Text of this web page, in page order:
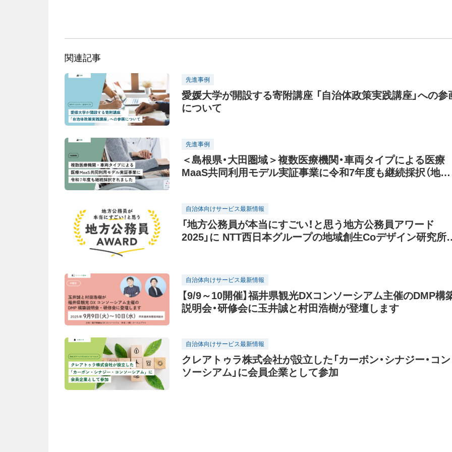
関連記事
先進事例
愛媛大学が開設する寄附講座 「自治体政策実践講座」への参
について
先進事例
＜島根県・大田圏域＞複数医療機関・車両タイプによる医療
MaaS共同利用モデル実証事業に令和7年度も継続採択（地域
自治体向けサービス最新情報
「地方公務員が本当にすごい！と思う地方公務員アワード
2025」に NTT西日本グループの地域創生Coデザイン研究所
自治体向けサービス最新情報
【9/9～10開催】福井県観光DXコンソーシアム主催のDMP構
説明会・研修会に玉井誠と村田浩樹が登壇します
自治体向けサービス最新情報
クレアトゥラ株式会社が設立した「カーボン・シナジー・コン
ソーシアム」に会員企業として参加